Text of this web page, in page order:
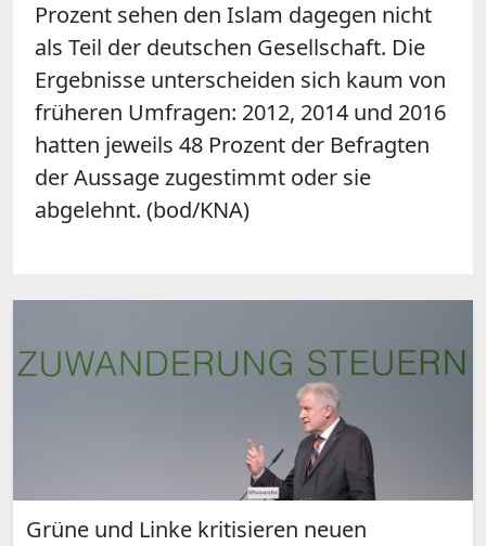
Prozent sehen den Islam dagegen nicht
als Teil der deutschen Gesellschaft. Die
Ergebnisse unterscheiden sich kaum von
früheren Umfragen: 2012, 2014 und 2016
hatten jeweils 48 Prozent der Befragten
der Aussage zugestimmt oder sie
abgelehnt. (bod/KNA)
Grüne und Linke kritisieren neuen